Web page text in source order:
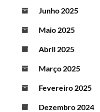
Junho 2025
Maio 2025
Abril 2025
Março 2025
Fevereiro 2025
Dezembro 2024